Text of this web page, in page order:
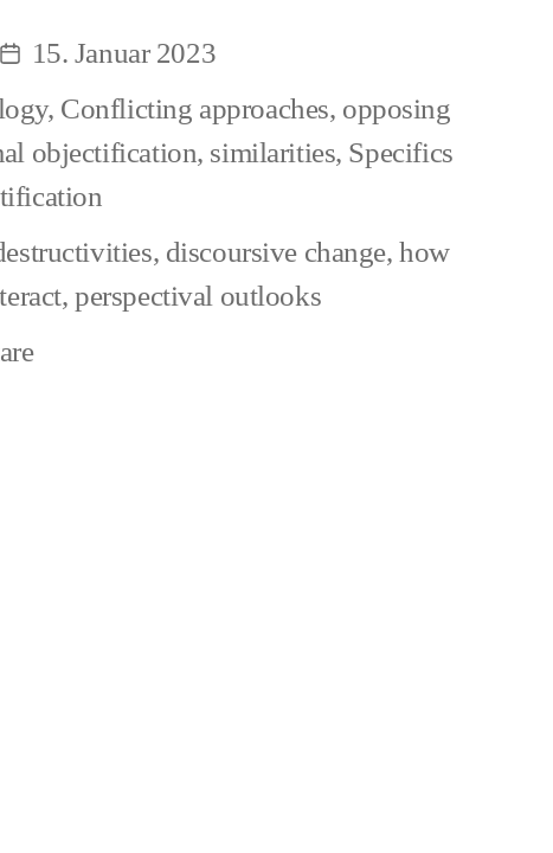
Beitragsdatum
15. Januar 2023
, Conflicting approaches, opposing
objectification, similarities, Specifics
, discoursive change,how
,perspectival outlooks
zu